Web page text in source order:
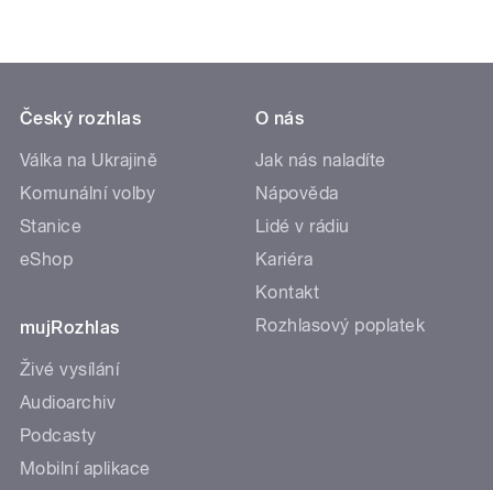
Český rozhlas
Válka na Ukrajině
Komunální volby
Stanice
eShop
mujRozhlas
Živé vysílání
Audioarchiv
Podcasty
Mobilní aplikace
O nás
Jak nás naladíte
Nápověda
Lidé v rádiu
Kariéra
Kontakt
Rozhlasový poplatek